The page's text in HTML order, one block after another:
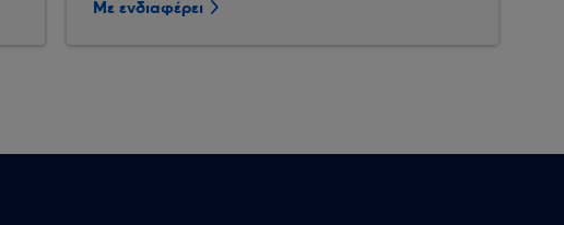
Με ενδιαφέρει